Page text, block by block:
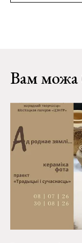
Вам можа